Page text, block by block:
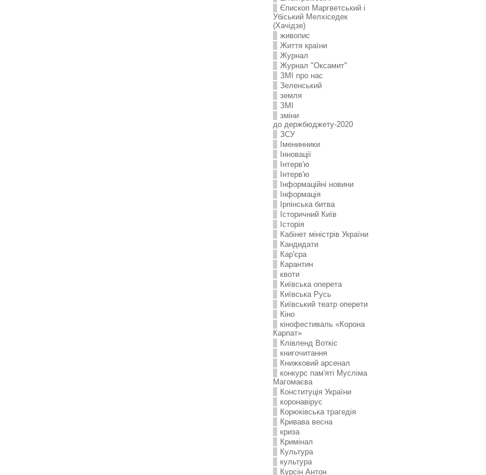
Єпископ Маргветський і
Убіський Мелхіседек
(Хачідзе)
живопис
Життя країни
Журнал
Журнал "Оксамит"
ЗMI про нас
Зеленський
земля
ЗМІ
зміни
до держбюджету-2020
ЗСУ
Іменинники
Інновації
Інтерв'ю
Інтерв'ю
Інформаційні новини
Інформація
Ірпінська битва
Історичний Київ
Історія
Кабінет міністрів України
Кандидати
Кар'єра
Карантин
квоти
Київська оперета
Київська Русь
Київський театр оперети
Кіно
кінофестиваль «Корона
Карпат»
Клівленд Воткіс
книгочитання
Книжковий арсенал
конкурс пам'яті Мусліма
Магомаєва
Конституція України
коронавірус
Корюківська трагедія
Кривава весна
криза
Кримінал
Культура
культура
Курсін Антон